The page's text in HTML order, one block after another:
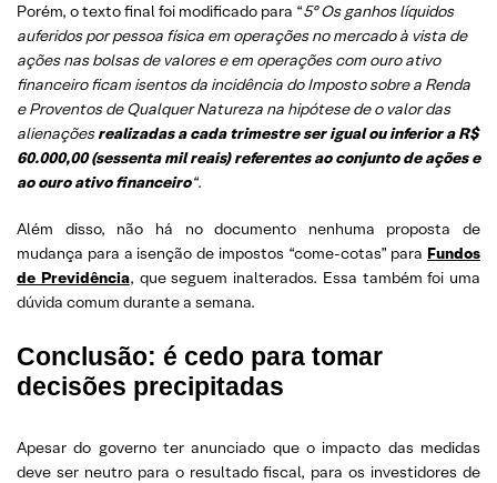
Porém, o texto final foi modificado para “5º Os ganhos líquidos
auferidos por pessoa física em operações no mercado à vista de
ações nas bolsas de valores e em operações com ouro ativo
financeiro ficam isentos da incidência do Imposto sobre a Renda
e Proventos de Qualquer Natureza na hipótese de o valor das
alienaçõesrealizadas a cada trimestre ser igual ou inferior a R$
60.000,00 (sessenta mil reais) referentes ao conjunto de ações e
ao ouro ativo financeiro“.
Além disso, não há no documento nenhuma proposta de
mudança para a isenção de impostos “come-cotas” para Fundos
de Previdência, que seguem inalterados. Essa também foi uma
dúvida comum durante a semana.
Conclusão: é cedo para tomar
decisões precipitadas
Apesar do governo ter anunciado que o impacto das medidas
deve ser neutro para o resultado fiscal, para os investidores de